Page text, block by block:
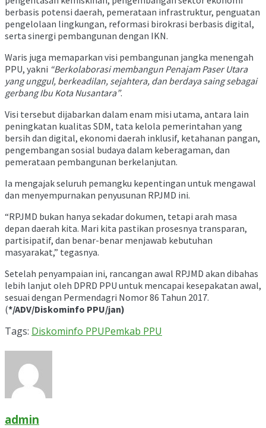
berbasis potensi daerah, pemerataan infrastruktur, penguatan
pengelolaan lingkungan, reformasi birokrasi berbasis digital,
serta sinergi pembangunan dengan IKN.
Waris juga memaparkan visi pembangunan jangka menengah
PPU, yakni “Berkolaborasi membangun Penajam Paser Utara
yang unggul, berkeadilan, sejahtera, dan berdaya saing sebagai
gerbang Ibu Kota Nusantara”.
Visi tersebut dijabarkan dalam enam misi utama, antara lain
peningkatan kualitas SDM, tata kelola pemerintahan yang
bersih dan digital, ekonomi daerah inklusif, ketahanan pangan,
pengembangan sosial budaya dalam keberagaman, dan
pemerataan pembangunan berkelanjutan.
Ia mengajak seluruh pemangku kepentingan untuk mengawal
dan menyempurnakan penyusunan RPJMD ini.
“RPJMD bukan hanya sekadar dokumen, tetapi arah masa
depan daerah kita. Mari kita pastikan prosesnya transparan,
partisipatif, dan benar-benar menjawab kebutuhan
masyarakat,” tegasnya.
Setelah penyampaian ini, rancangan awal RPJMD akan dibahas
lebih lanjut oleh DPRD PPU untuk mencapai kesepakatan awal,
sesuai dengan Permendagri Nomor 86 Tahun 2017.
(*/ADV/Diskominfo PPU/jan)
Tags: Diskominfo PPUPemkab PPU
admin